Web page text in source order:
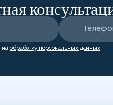
на обработку персональных данных